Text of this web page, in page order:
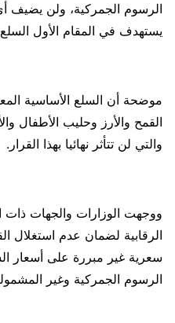
الرسوم الجمركية، ولن يضيف
يستهدف في المقام الأول السلع
موضحة أن السلع الأساسية
القمح والأرز وحليب الأطفال
والتي لن تتأثر نهائيا بهذا القرار.
ووجهت الوزارات والجهات ذات
الرقابية لضمان عدم استغلال
سعرية غير مبررة على أسعار
الرسوم الجمركية وغير